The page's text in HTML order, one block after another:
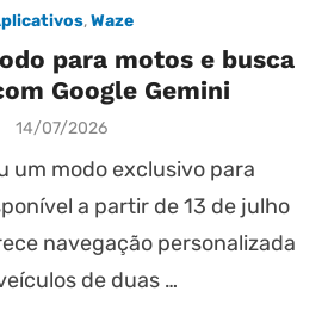
,Waze
para motos e busca
Google Gemini
Posted
14/07/2026
um modo exclusivo para
a partir de 13 de julho
navegação personalizada
de duas …